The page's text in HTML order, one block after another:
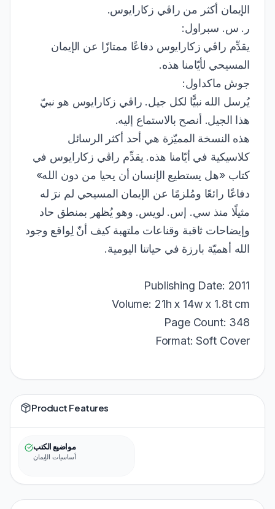
الإيمان أكثر من راڤي زكارايوس.
ر. س. سبراول:
يقدِّم راڤي زكارايوس دفاعًا ممتازًا عن الإيمان
المسيحي لأيّامنا هذه.
جوش ماكداول:
يُرسل الله نبيًّا لكل جيل. راڤي زكارايوس هو نبيّ
هذا الجيل. أنصح بالاستماع إليه.
هذه النسخة المميّزة هي أحد أكثر الرسائل
كلاسيكية في أيّامنا هذه. يقدِّم راڤي زكارايوس في
كتاب «هل يستطيع الإنسان أن يحيا من دون الله»
دفاعًا رائعًا ومُلزمًا عن الإيمان المسيحي لم نرَ له
مثيلًا منذ سي. إس. لويس. وهو يُظهر بمنطق حاد
وإيضاحات ثاقبة وقناعات ملتهبة كيف أنّ لِواقع وجود
الله أهميّة بارزة في حياتنا اليومية.
Publishing Date: 2011
Volume: 21h x 14w x 1.8t cm
Page Count: 348
Format: Soft Cover
Product Features
مواضيع الكتب
أساسيات الإيمان